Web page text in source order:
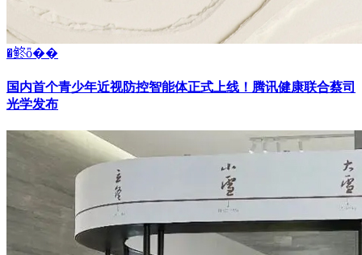
�鿴ȫ��
国内首个青少年近视防控智能体正式上线！腾讯健康联合蔡司
光学发布